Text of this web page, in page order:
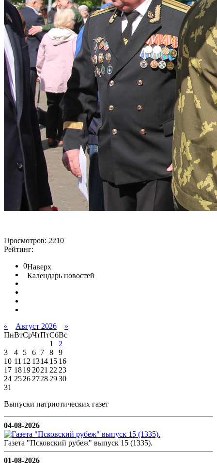
Просмотров: 2210
Рейтинг:
0Наверх
Календарь новостей
« Август 2026
»
ПнВтСрЧтПтСбВс
1
2
3
4 5 6 7 8
9
10 11 12 1314 15 16
17 18192021 2223
24 252627282930
31
Выпуски патриотических газет
04-08-2026
Газета "Псковский рубеж" выпуск 15 (1335).
01-08-2026